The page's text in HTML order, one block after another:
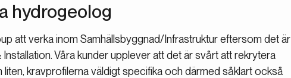
hydrogeolog
att verka inom Samhällsbyggnad/Infrastruktur eftersom det är
Våra kunder upplever att det är svårt att rekrytera
kravprofilerna väldigt specifika och därmed såklart också